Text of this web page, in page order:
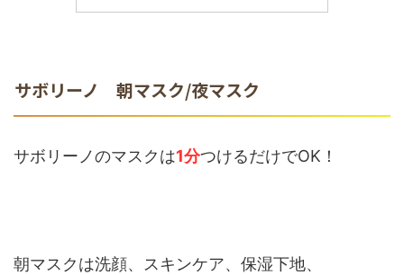
サボリーノ 朝マスク/夜マスク
サボリーノのマスクは1分つけるだけでOK！
朝マスクは洗顔、スキンケア、保湿下地、